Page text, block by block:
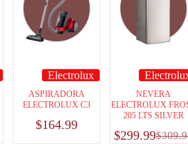
Electrolux
ASPIRADORA
ELECTROLUX C3
$164.99
NEVERA
ELECTROLUX
205 LTS SILVER
$
$299.99